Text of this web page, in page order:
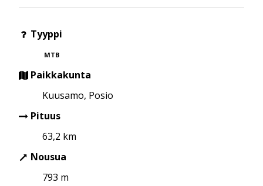
Tyyppi
MTB
Paikkakunta
Kuusamo, Posio
Pituus
63,2 km
Nousua
793 m